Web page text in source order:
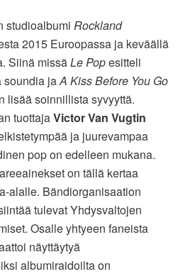
studioalbumiRockland
2015 Euroopassa ja keväällä
Siinä missäLe Popesitteli
soundia jaA Kiss Before You Go
lisää soinnillista syvyyttä.
tuottajaVictor Van Vugtin
ja juurevampaa
pop on edelleen mukana.
on tällä kertaa
alalle. Bändiorganisaation
tulevat Yhdysvaltojen
Osalle yhtyeen faneista
näyttäytyä
albumiraidoilta on